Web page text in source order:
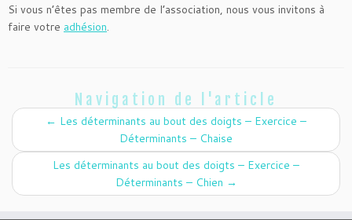
Si vous n’êtes pas membre de l’association, nous vous invitons à
faire votre adhésion.
Navigation de l'article
← Les déterminants au bout des doigts – Exercice –
Déterminants – Chaise
Les déterminants au bout des doigts – Exercice –
Déterminants – Chien →